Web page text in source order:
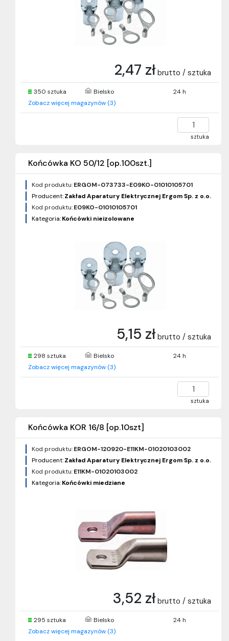
2,47 zł brutto / sztuka
350 sztuka Bielsko
24 h
Zobacz więcej magazynów (3)
sztuka
Końcówka KO 50/12 [op.100szt.]
Kod produktu:ERGOM-073733-E09KO-01010105701
Producent:Zakład Aparatury Elektrycznej Ergom Sp. z o.o.
Kod produktu:E09KO-01010105701
Kategoria:Końcówki nieizolowane
5,15 zł brutto / sztuka
298 sztuka Bielsko
24 h
Zobacz więcej magazynów (3)
sztuka
Końcówka KOR 16/8 [op.10szt]
Kod produktu:ERGOM-120920-E11KM-01020103002
Producent:Zakład Aparatury Elektrycznej Ergom Sp. z o.o.
Kod produktu:E11KM-01020103002
Kategoria:Końcówki miedziane
3,52 zł brutto / sztuka
295 sztuka Bielsko
24 h
Zobacz więcej magazynów (3)